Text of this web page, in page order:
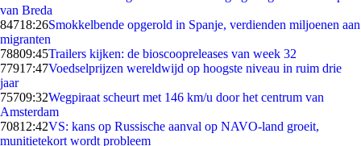
van Breda
84718:26Smokkelbende opgerold in Spanje, verdienden miljoenen aan
migranten
78809:45Trailers kijken: de bioscoopreleases van week 32
77917:47Voedselprijzen wereldwijd op hoogste niveau in ruim drie
jaar
75709:32Wegpiraat scheurt met 146 km/u door het centrum van
Amsterdam
70812:42VS: kans op Russische aanval op NAVO-land groeit,
munitietekort wordt probleem